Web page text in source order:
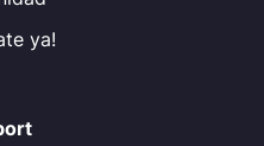
ya!